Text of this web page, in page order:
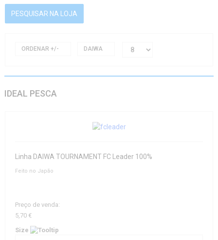
ORDENAR +/- DAIWA
IDEAL PESCA
Linha DAIWA TOURNAMENT FC Leader 100%
Feito no Japão
Preço de venda:
5,70 €
Size